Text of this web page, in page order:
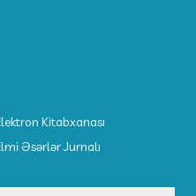
Kitabxanası
Əsərlər Jurnalı